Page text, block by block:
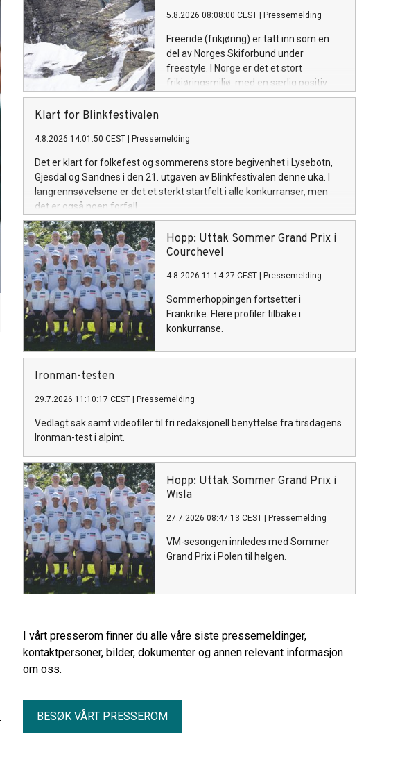
5.8.2026 08:08:00 CEST Pressemelding
Freeride (frikjøring) er tatt inn som en
del av Norges Skiforbund under
freestyle. I Norge er det et stort
frikjøringsmiljø, med en særlig positiv
utvikling blant unge. Om fire år får
Klart for Blinkfestivalen
4.8.2026 14:01:50 CEST Pressemelding
Det er klart for folkefest og sommerens store begivenhet i Lysebotn,
Gjesdal og Sandnes i den 21. utgaven av Blinkfestivalen denne uka. I
langrennsøvelsene er det et sterkt startfelt i alle konkurranser, men
det er også noen forfall.
Hopp: Uttak Sommer Grand Prix i
Courchevel
4.8.2026 11:14:27 CEST Pressemelding
Sommerhoppingen fortsetter i
Frankrike. Flere profiler tilbake i
konkurranse.
Ironman-testen
29.7.2026 11:10:17 CEST Pressemelding
Vedlagt sak samt videofiler til fri redaksjonell benyttelse fra tirsdagens
Ironman-test i alpint.
Hopp: Uttak Sommer Grand Prix i
Wisla
27.7.2026 08:47:13 CEST Pressemelding
VM-sesongen innledes med Sommer
Grand Prix i Polen til helgen.
I vårt presserom finner du alle våre siste pressemeldinger,
kontaktpersoner, bilder, dokumenter og annen relevant informasjon
om oss.
BESØK VÅRT PRESSEROM